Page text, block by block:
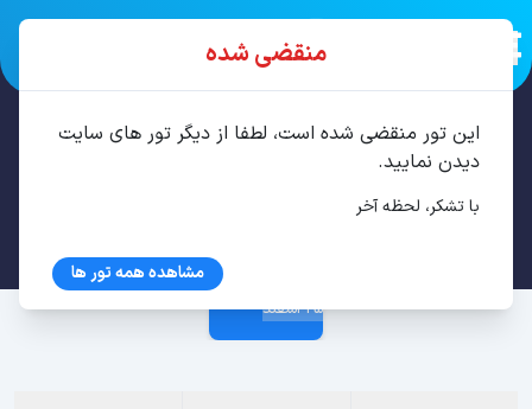
تور استانبول 3 شب اسفند
25 اسفند
منقضی شده
این تور منقضی شده است، لطفا از دیگر تور های سایت
دیدن نمایید.
با تشکر، لحظه آخر
مشاهده همه تور ها